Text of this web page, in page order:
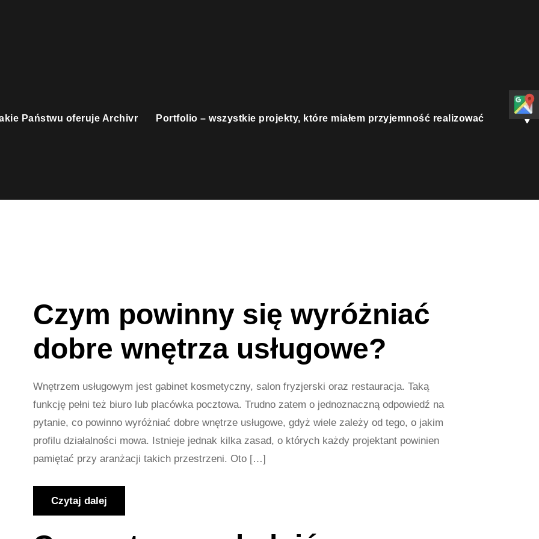
Państwu oferuje Archivr Portfolio – wszystkie projekty, które miałem przyjemność realizować
Blog
Czym powinny się wyróżniać
dobre wnętrza usługowe?
Wnętrzem usługowym jest gabinet kosmetyczny, salon fryzjerski oraz restauracja. Taką
funkcję pełni też biuro lub placówka pocztowa. Trudno zatem o jednoznaczną odpowiedź na
pytanie, co powinno wyróżniać dobre wnętrze usługowe, gdyż wiele zależy od tego, o jakim
profilu działalności mowa. Istnieje jednak kilka zasad, o których każdy projektant powinien
pamiętać przy aranżacji takich przestrzeni. Oto […]
Czytaj dalej